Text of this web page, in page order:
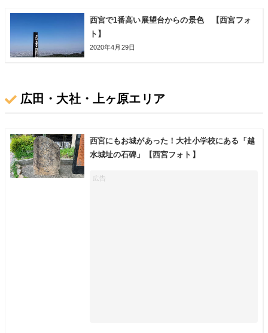
西宮で1番高い展望台からの景色 【西宮フォ
ト】
2020年4月29日
広田・大社・上ヶ原エリア
西宮にもお城があった！大社小学校にある「越
水城址の石碑」【西宮フォト】